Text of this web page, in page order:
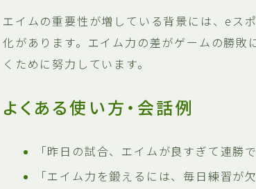
エイムの重要性が増している背景には、eス
化があります。エイム力の差がゲームの勝
くために努力しています。
よくある使い方・会話例
「昨日の試合、エイムが良すぎて連勝
「エイム力を鍛えるには、毎日練習が